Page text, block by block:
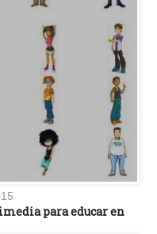
para educar en